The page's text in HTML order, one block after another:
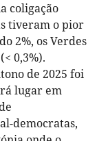
coligação
tiveram o pior
2%, os Verdes
0,3%).
de 2025 foi
lugar em
democratas,